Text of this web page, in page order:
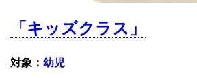
「キッズクラス」
対象： 幼児